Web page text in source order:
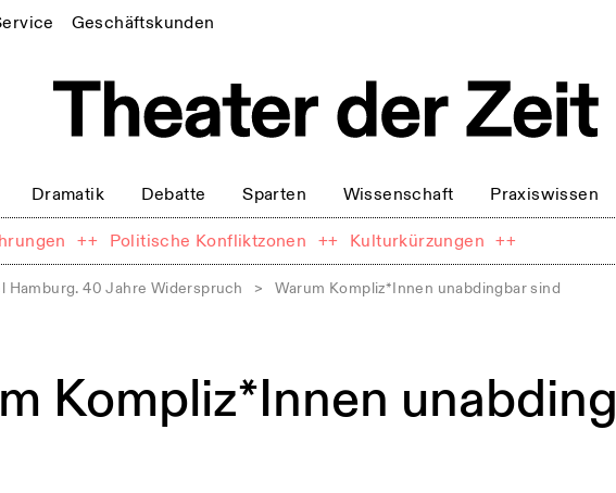
Geschäftskunden
Dramatik Debatte Sparten Wissenschaft Praxiswissen
++ Politische Konfliktzonen ++ Kulturkürzungen ++
Hamburg. 40 Jahre Widerspruch > Warum Kompliz*Innen unabdingbar sind
Kompliz*Innen